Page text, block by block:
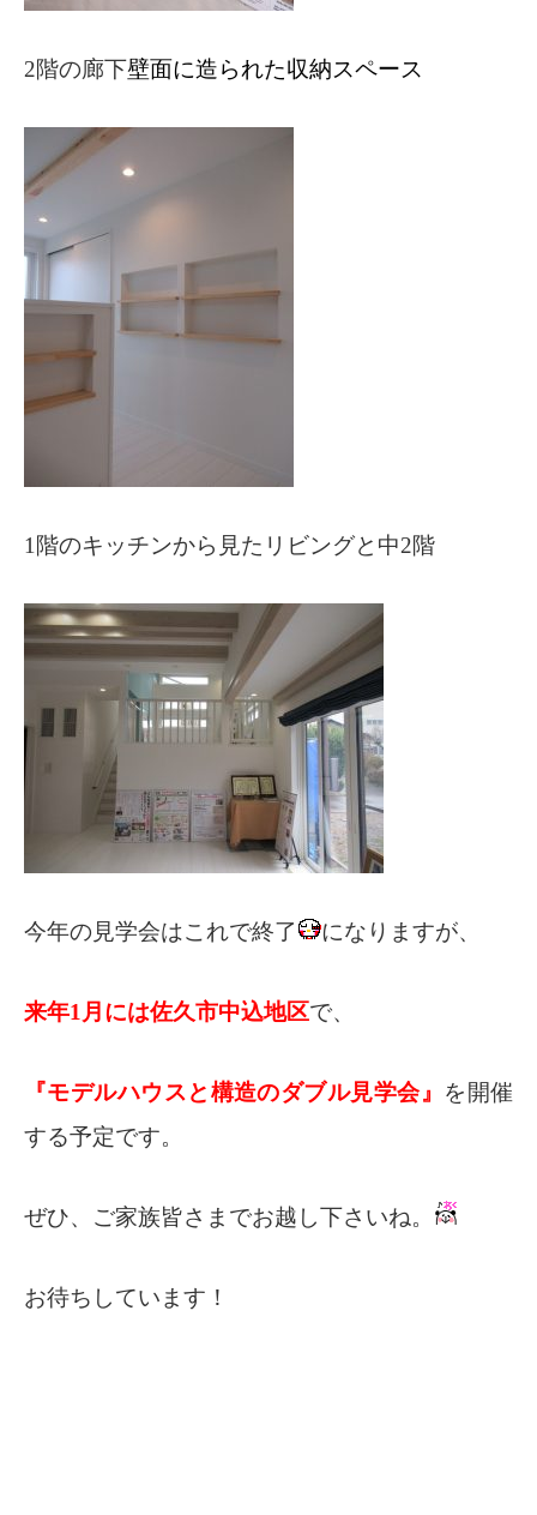
2階の廊下壁面に造られた収納スペース
1階のキッチンから見たリビングと中2階
今年の見学会はこれで終了 になりますが、
来年1月には佐久市中込地区で、
『モデルハウスと構造のダブル見学会』 を開催
する予定です。
ぜひ、ご家族皆さまでお越し下さいね。
お待ちしています！